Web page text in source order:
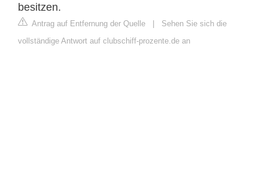
besitzen.
Antrag auf Entfernung der Quelle | Sehen Sie sich die
vollständige Antwort auf clubschiff-prozente.de an